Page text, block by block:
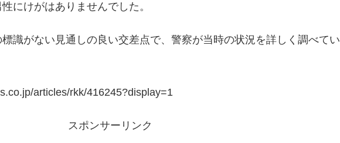
にけがはありませんでした。
識がない見通しの良い交差点で、警察が当時の状況を詳しく調べてい
articles/rkk/416245?display=1
スポンサーリンク